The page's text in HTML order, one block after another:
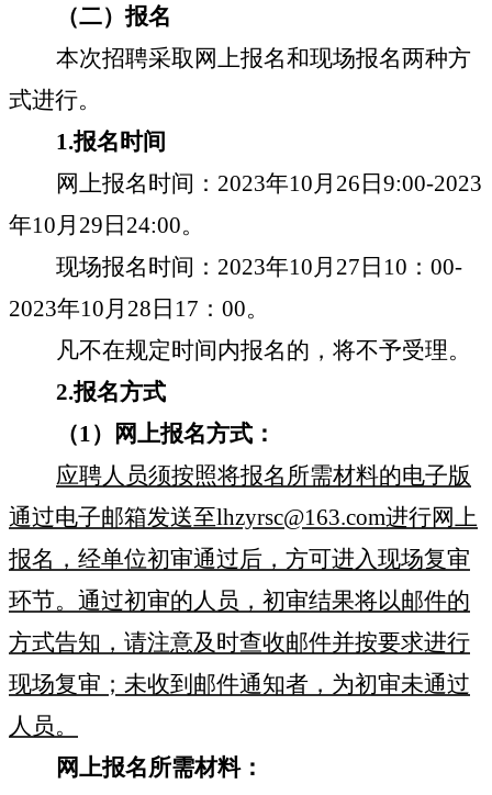
（二）报名
本次招聘采取网上报名和现场报名两种方
式进行。
1.报名时间
网上报名时间： 2023年10月 26 日 9:00-2023
年10月 29 日 24:00。
现场报名时间： 2023年10月 27 日 10 ： 00-
2023年10月 28 日 17 ： 00。
凡不在规定时间内报名的，将不予受理。
2.报名方式
（1）网上报名方式：
应聘人员须按照将报名所需材料的电子版
通过电子邮箱发送至lhzyrsc@163.com进行网上
报名，经单位初审通过后，方可进入现场复审
环节。通过初审的人员，初审结果将以邮件的
方式告知，请注意及时查收邮件并按要求进行
现场复审；未收到邮件通知者，为初审未通过
人员。
网上报名所需材料：